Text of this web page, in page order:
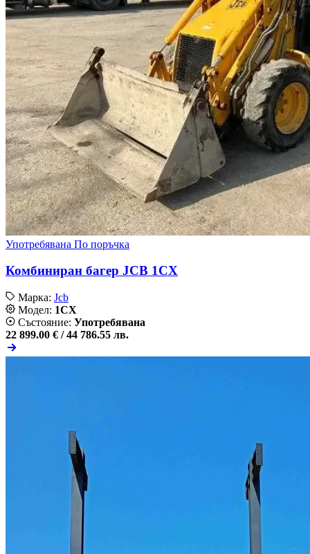
Употребявана По поръчка
Комбиниран багер JCB 1CX
Марка: Jcb
Модел: 1CX
Състояние: Употребявана
22 899.00 € / 44 786.55 лв.